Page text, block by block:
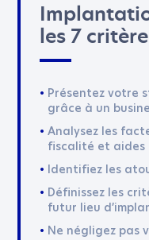
les 7
Présentez votre
grâce à un
Analysez les
fiscalité et aides
Identifiez les
Définissez les
futur lieu
Ne négligez pas